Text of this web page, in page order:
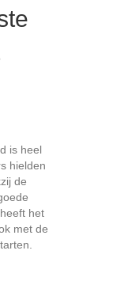
is heel
hielden
de
het
met de
weer trainen, eerste